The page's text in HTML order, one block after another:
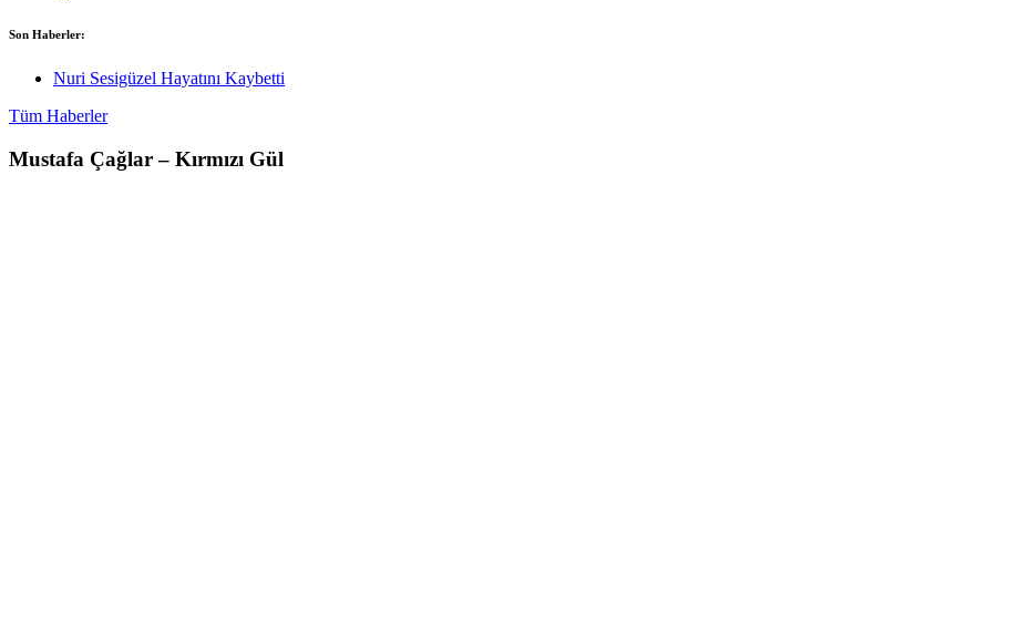
Son Haberler:
Nuri Sesigüzel Hayatını Kaybetti
Tüm Haberler
Mustafa Çağlar – Kırmızı Gül